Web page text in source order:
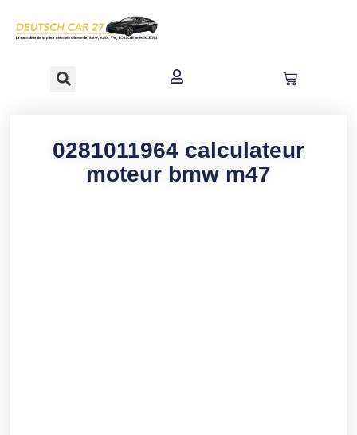
principal
0281011964 calculateur
moteur bmw m47